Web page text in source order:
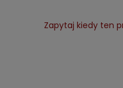
Zapytaj kiedy ten